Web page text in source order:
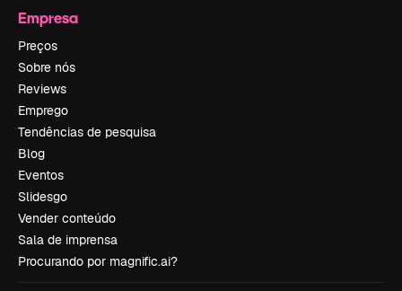
Empresa
Preços
Sobre nós
Reviews
Emprego
Tendências de pesquisa
Blog
Eventos
Slidesgo
Vender conteúdo
Sala de imprensa
Procurando por magnific.ai?